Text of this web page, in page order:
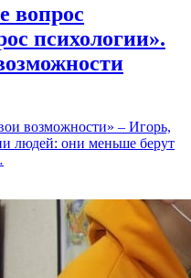
вопрос
психологии».
возможности» – Игорь,
людей: они меньше берут